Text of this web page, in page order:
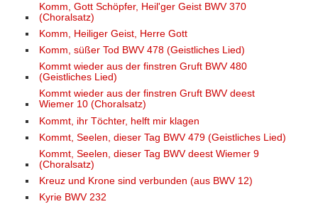
Komm, Gott Schöpfer, Heil'ger Geist BWV 370
(Choralsatz)
Komm, Heiliger Geist, Herre Gott
Komm, süßer Tod BWV 478 (Geistliches Lied)
Kommt wieder aus der finstren Gruft BWV 480
(Geistliches Lied)
Kommt wieder aus der finstren Gruft BWV deest
Wiemer 10 (Choralsatz)
Kommt, ihr Töchter, helft mir klagen
Kommt, Seelen, dieser Tag BWV 479 (Geistliches Lied)
Kommt, Seelen, dieser Tag BWV deest Wiemer 9
(Choralsatz)
Kreuz und Krone sind verbunden (aus BWV 12)
Kyrie BWV 232